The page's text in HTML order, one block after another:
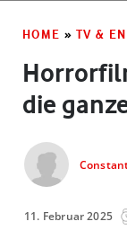
HOME » TV &
die
11. Februar 2025